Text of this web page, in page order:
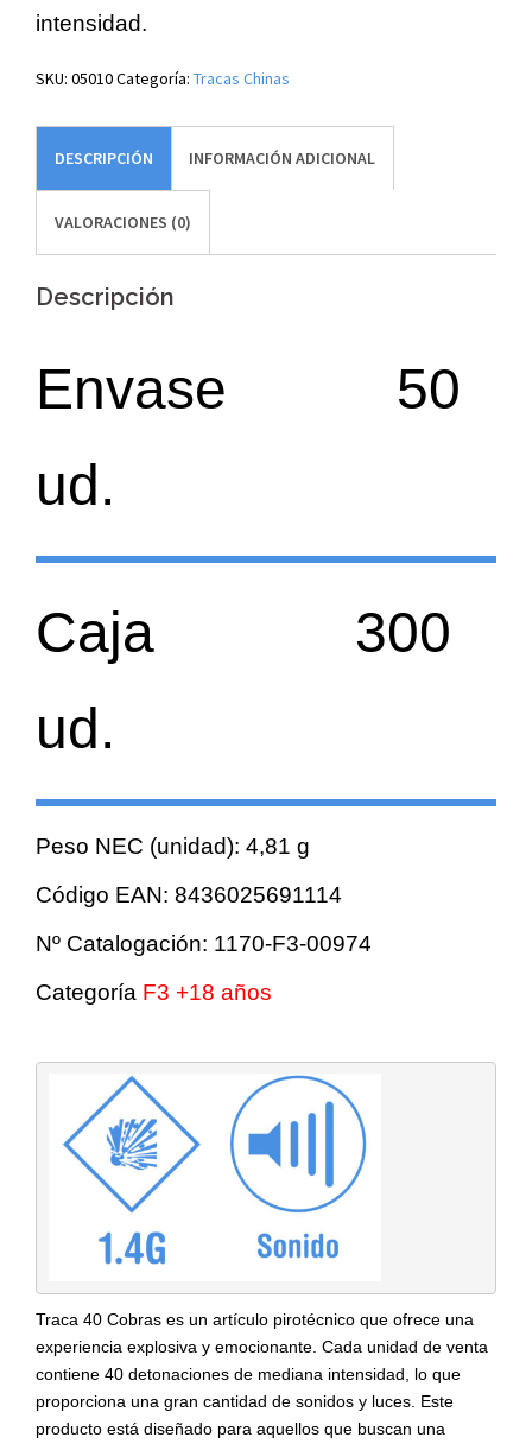
intensidad.
SKU: 05010Categoría: Tracas Chinas
DESCRIPCIÓN INFORMACIÓN ADICIONAL
VALORACIONES (0)
Descripción
Envase 50
ud.
Caja 300
ud.
Peso NEC (unidad): 4,81 g
Código EAN: 8436025691114
Nº Catalogación: 1170-F3-00974
Categoría F3 +18 años
Traca 40 Cobras es un artículo pirotécnico que ofrece una
experiencia explosiva y emocionante. Cada unidad de venta
contiene 40 detonaciones de mediana intensidad, lo que
proporciona una gran cantidad de sonidos y luces. Este
producto está diseñado para aquellos que buscan una